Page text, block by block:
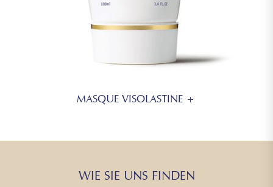
MASQUE VISOLASTINE +
WIE SIE UNS FINDEN